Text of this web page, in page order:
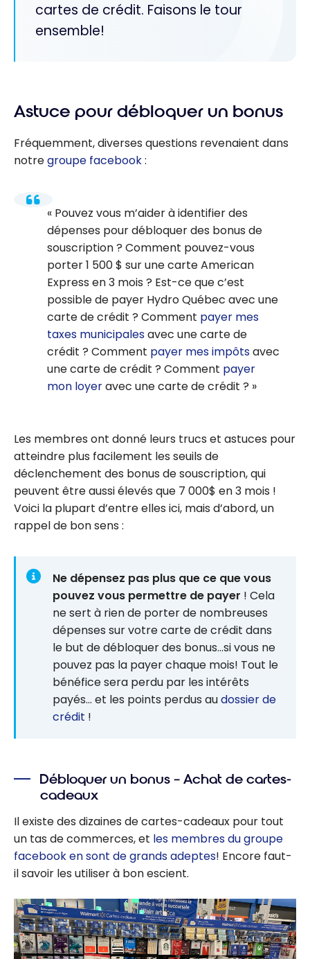
cartes de crédit. Faisons le tour
ensemble!
Astuce pour débloquer un bonus
Fréquemment, diverses questions revenaient dans
notregroupe facebook:
Pouvez vous m’aider à identifier des
dépenses pour débloquer des bonus de
souscription ? Comment pouvez-vous
porter 1 500 $ sur une carte American
Express en 3 mois ? Est-ce que c’est
possible de payer Hydro Québec avec une
carte de crédit ? Comment payer mes
taxes municipalesavec une carte de
crédit ? Comment payer mes impôtsavec
une carte de crédit ? Comment payer
mon loyeravec une carte de crédit ?
Les membres ont donné leurs trucs et astuces pour
atteindre plus facilement les seuils de
déclenchement des bonus de souscription, qui
peuvent être aussi élevés que 7 000$ en 3 mois !
Voici la plupart d’entre elles ici, mais d’abord, un
rappel de bon sens :
Ne dépensez pas plus que ce que vous
pouvez vous permettre de payer ! Cela
ne sert à rien de porter de nombreuses
dépenses sur votre carte de crédit dans
le but de débloquer des bonus…si vous ne
pouvez pas la payer chaque mois! Tout le
bénéfice sera perdu par les intérêts
payés… et les points perdus audossier de
crédit !
Débloquer un bonus – Achat de cartes-
cadeaux
Il existe des dizaines de cartes-cadeaux pour tout
un tas de commerces, et les membres du groupe
facebook en sont de grands adeptes! Encore faut-
il savoir les utiliser à bon escient.